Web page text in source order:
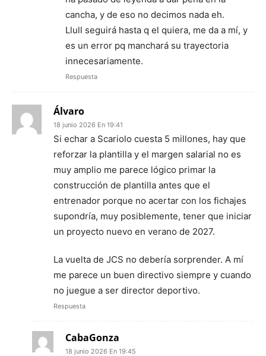
cancha, y de eso no decimos nada eh.
Llull seguirá hasta q el quiera, me da a mí, y
es un error pq manchará su trayectoria
innecesariamente.
Respuesta
Álvaro
18 junio 2026 En 19:41
Si echar a Scariolo cuesta 5 millones, hay que
reforzar la plantilla y el margen salarial no es
muy amplio me parece lógico primar la
construcción de plantilla antes que el
entrenador porque no acertar con los fichajes
supondría, muy posiblemente, tener que iniciar
un proyecto nuevo en verano de 2027.
La vuelta de JCS no debería sorprender. A mí
me parece un buen directivo siempre y cuando
no juegue a ser director deportivo.
Respuesta
CabaGonza
18 junio 2026 En 19:45